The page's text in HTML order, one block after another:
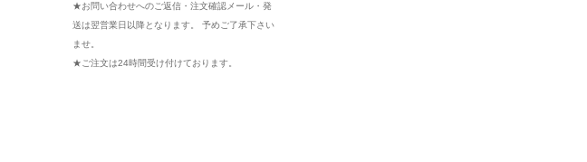
★お問い合わせへのご返信・注文確認メール・発
送は翌営業日以降となります。 予めご了承下さい
ませ。
★ご注文は24時間受け付けております。